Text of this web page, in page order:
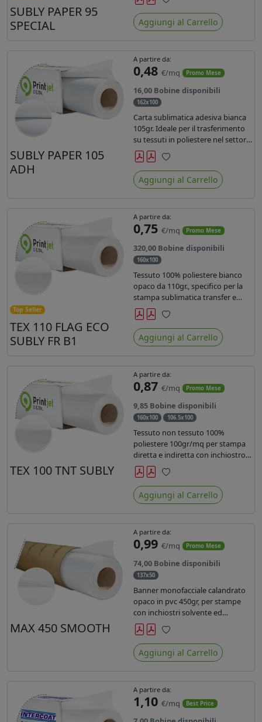
SUBLY PAPER 95
SPECIAL
Preferiti
Aggiungi al Carrello
SUBLY PAPER 105
ADH
A partire da:
0,48 €/mq Promo Mese
16,00 Bobine disponibili
162x100
Carta sublimatica adesiva bianca
105gr. Ideale per il trasferimento
su tessuti in poliestere nel settore
sportwear .
Preferiti
Aggiungi al Carrello
Top Seller
TEX 110 FLAG ECO
SUBLY FR B1
A partire da:
0,75 €/mq Promo Mese
320,00 Bobine disponibili
160x100
Tessuto 100% poliestere bianco
opaco da 110gr., specifico per la
stampa sublimatica transfer e
diretta. Ideale per la realizzazione
di stendardi e bandiere, grazie al
passaggio dell'inchiostro su
entrambi i lati. Dotato di
Preferiti
Aggiungi al Carrello
TEX 100 TNT SUBLY
A partire da:
0,87 €/mq Promo Mese
9,85 Bobine disponibili
160x100 106.5x100
Tessuto non tessuto 100%
poliestere 100gr/mq per stampa
diretta e indiretta con inchiostro
sublimatico, latex e uv.
Preferiti
Aggiungi al Carrello
MAX 450 SMOOTH
A partire da:
0,99 €/mq Promo Mese
74,00 Bobine disponibili
137x50
Banner monofacciale calandrato
opaco in pvc 450gr, per stampe
con inchiostri solvente ed
ecosolvente , uv e latex.
Preferiti
Aggiungi al Carrello
A partire da:
1,10 €/mq Best Price